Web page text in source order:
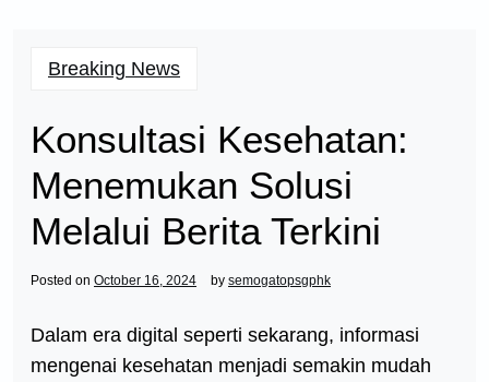
Breaking News
Konsultasi Kesehatan:
Menemukan Solusi
Melalui Berita Terkini
Posted on October 16, 2024 by semogatopsgphk
Dalam era digital seperti sekarang, informasi
mengenai kesehatan menjadi semakin mudah